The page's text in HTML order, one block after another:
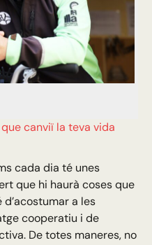
canviï la teva vida
cada dia té unes
que hi haurà coses que
d’acostumar a les
cooperatiu i de
De totes maneres, no